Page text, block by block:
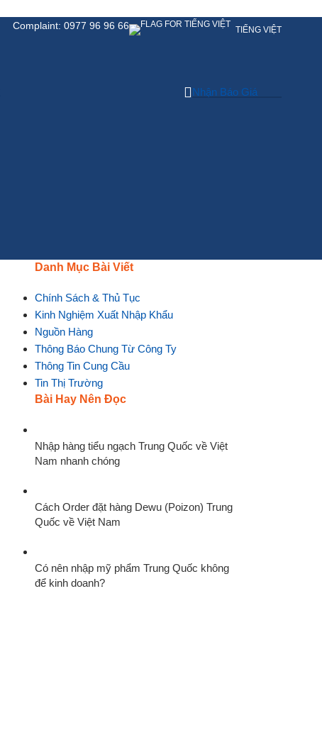
Complaint: 0977 96 96 66 TIẾNG VIỆT
Nhận Báo Giá
Danh Mục Bài Viết
Chính Sách & Thủ Tục
Kinh Nghiệm Xuất Nhập Khẩu
Nguồn Hàng
Thông Báo Chung Từ Công Ty
Thông Tin Cung Cầu
Tin Thị Trường
Bài Hay Nên Đọc
Nhập hàng tiểu ngạch Trung Quốc về Việt
Nam nhanh chóng
Cách Order đặt hàng Dewu (Poizon) Trung
Quốc về Việt Nam
Có nên nhập mỹ phẩm Trung Quốc không
để kinh doanh?